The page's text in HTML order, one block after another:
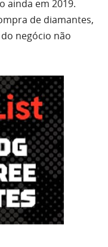
ainda em 2019.
de diamantes,
negócio não